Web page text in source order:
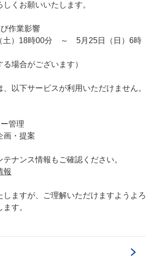
くお願いいたします。
作業影響
土）18時00分 ～ 5月25日（日）6時
場合がございます）
、以下サービスが利用いただけません。
管理
画・提案
ナンス情報もご確認ください。
報
しますが、ご理解いただけますようよろ
す。